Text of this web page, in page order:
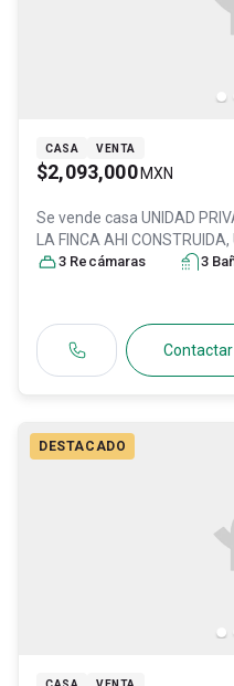
CASA VENTA
$2,093,000 MXN
Se vende casa UNIDAD
LA FINCA AHI
MURCIA, QUE , Col. Valles
3 Recámaras 3
Contactar
DESTACADO